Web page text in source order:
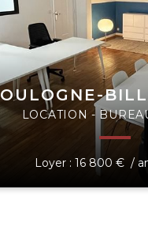
LOCATION -
Loyer : 16 800 € /